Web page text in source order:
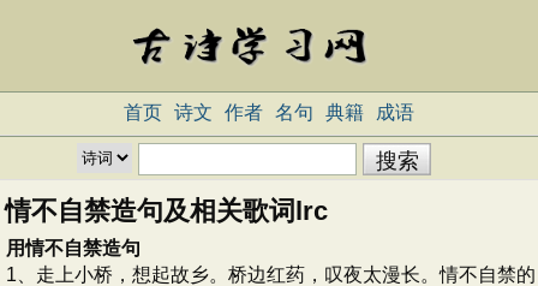
首页 诗文 作者 名句 典籍 成语
情不自禁造句及相关歌词lrc
用情不自禁造句
1、走上小桥，想起故乡。桥边红药，叹夜太漫长。情不自禁的